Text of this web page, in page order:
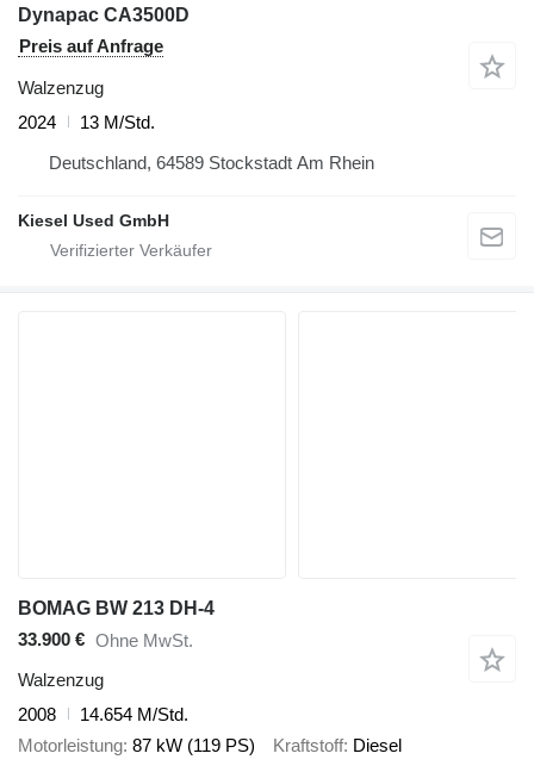
Dynapac CA3500D
Preis auf Anfrage
Walzenzug
2024
13 M/Std.
Deutschland, 64589 Stockstadt Am Rhein
Kiesel Used GmbH
BOMAG BW 213 DH-4
33.900 € Ohne MwSt.
Walzenzug
2008
14.654 M/Std.
Motorleistung 87 kW (119 PS) Kraftstoff Diesel